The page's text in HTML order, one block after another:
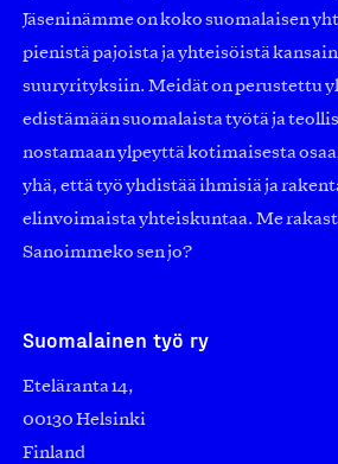
Jäseninämme on koko suomalaisen
pienistä pajoista ja yhteisöistä
suuryrityksiin. Meidät on perustettu
edistämään suomalaista työtä ja
nostamaan ylpeyttä kotimaisesta
yhä, että työ yhdistää ihmisiä ja
elinvoimaista yhteiskuntaa. Me
Sanoimmeko sen jo?
Suomalainen työ ry
Eteläranta 14,
00130 Helsinki
Finland